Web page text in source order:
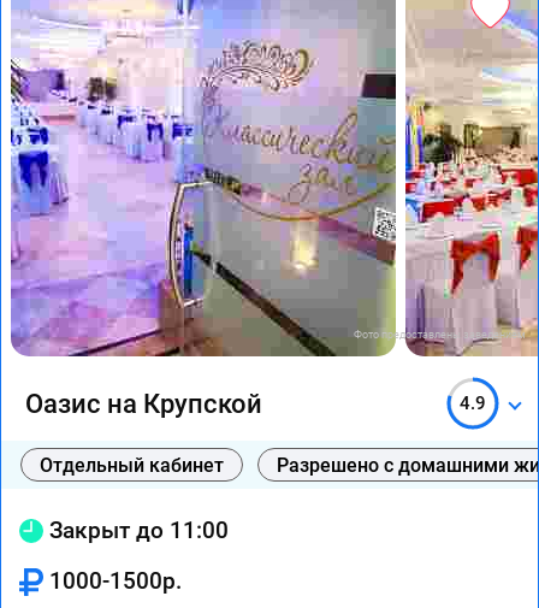
Фото предоставлены заведением
Оазис на Крупской 4.9
Отдельный кабинет Разрешено с домашними
Закрыт до 11:00
1000-1500р.